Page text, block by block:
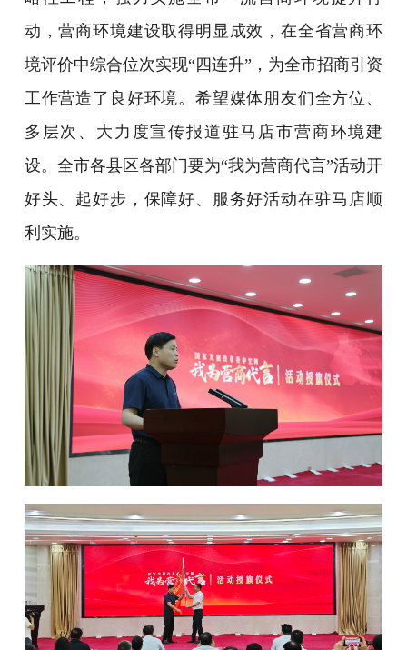
动，营商环境建设取得明显成效，在全省营商环
境评价中综合位次实现“四连升”，为全市招商引资
工作营造了良好环境。希望媒体朋友们全方位、
多层次、大力度宣传报道驻马店市营商环境建
设。全市各县区各部门要为“我为营商代言”活动开
好头、起好步，保障好、服务好活动在驻马店顺
利实施。